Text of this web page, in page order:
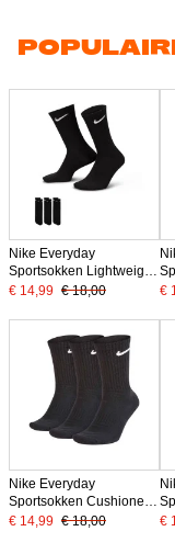
Nike Everyday
Sportsokken Lightweight
3-Pack Zwart Wit
€ 14,99 € 18,00
3-
€
Nike Everyday
Sportsokken Cushioned
3-Pack Zwart Wit
€ 14,99 € 18,00
3-
€